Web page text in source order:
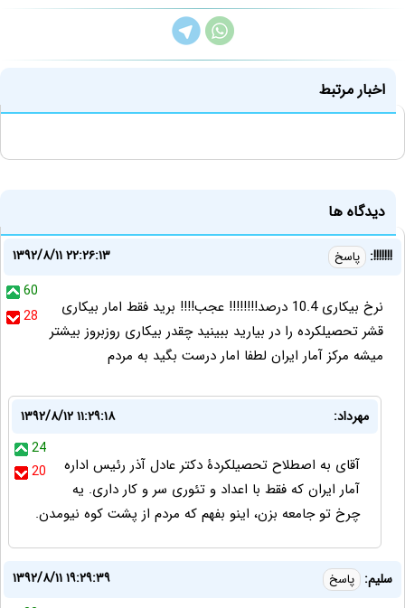
اخبار مرتبط
دیدگاه ها
!!!!!!!: پاسخ
۱۳۹۲/۸/۱۱ ۲۲:۲۶:۱۳
60
28
نرخ بیکاری 10.4 درصد!!!!!!!! عجب!!!! برید فقط امار بیکاری
قشر تحصیلکرده را در بیارید ببینید چقدر بیکاری روزبروز بیشتر
میشه مرکز آمار ایران لطفا امار درست بگید به مردم
مهرداد:
۱۳۹۲/۸/۱۲ ۱۱:۲۹:۱۸
24
20
آقای به اصطلاح تحصیلکردۀ دکتر عادل آذر رئیس اداره
آمار ایران که فقط با اعداد و تئوری سر و کار داری. یه
چرخ تو جامعه بزن، اینو بفهم که مردم از پشت کوه نیومدن.
سلیم: پاسخ
۱۳۹۲/۸/۱۱ ۱۹:۲۹:۳۹